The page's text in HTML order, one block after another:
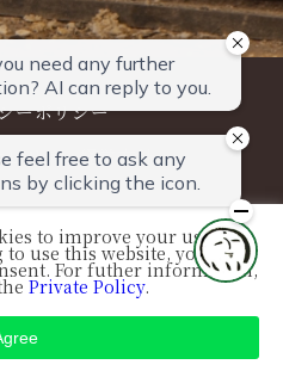
おすすめプラン ご予約確認
ーポリシー
リティ経営方針
Right Reserved.
to improve your user
use this website, you have
For futher information,
Private Policy.